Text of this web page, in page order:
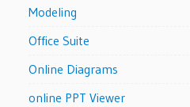
Modeling
Office Suite
Online Diagrams
online PPT Viewer